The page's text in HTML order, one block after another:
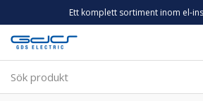
Ett komplett sortiment inom el-